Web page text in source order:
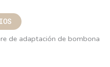
de adaptación de bombona